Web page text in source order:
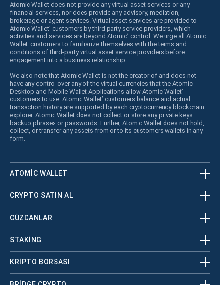
Atomic Wallet does not provide any virtual asset services or any
financial services, nor does provide any advisory, mediation,
brokerage or agent services. Virtual asset services are provided to
Atomic Wallet’ customers by third party service providers, which
activities and services are beyond Atomic’ control. We urge all Atomic
Wallet’ customers to familiarize themselves with the terms and
conditions of third-party virtual asset service providers before
engagement into a business relationship.
We also note that Atomic Wallet is not the creator of and does not
have any control over any of the virtual currencies that the Atomic
Desktop and Mobile Wallet Applications allow Atomic Wallet’
customers to use. Atomic Wallet’ customers balance and actual
transaction history are supported by each cryptocurrency blockchain
explorer. Atomic Wallet does not collect or store any private keys,
backup phrases or passwords. Further, Atomic Wallet does not hold,
collect, or transfer any assets from or to its customers wallets in any
form.
ATOMIC WALLET
CRYPTO SATIN AL
CÜZDANLAR
STAKING
KRİPTO BORSASI